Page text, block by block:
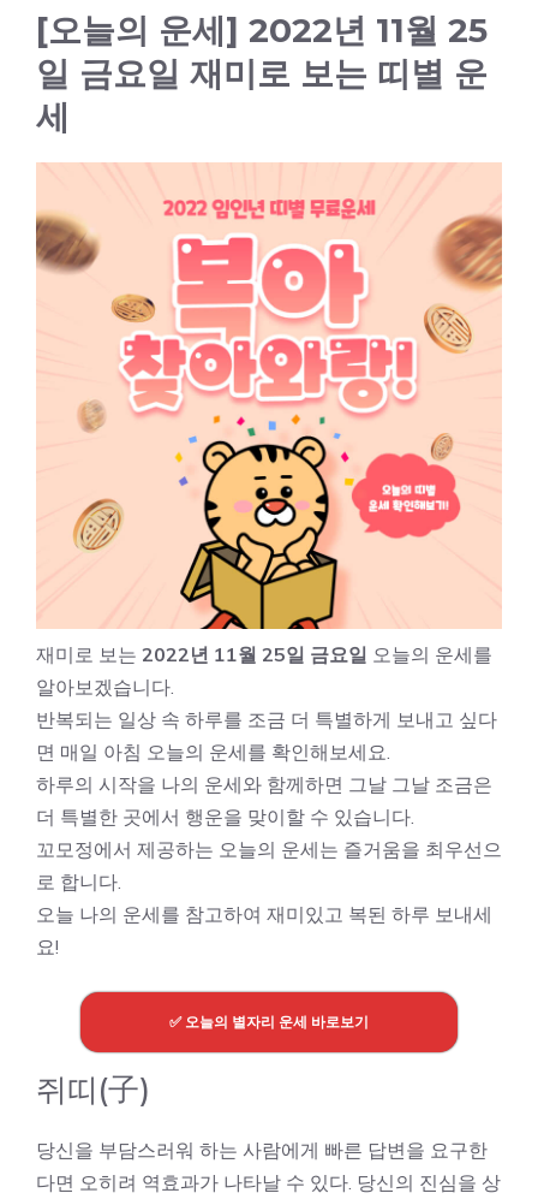
[오늘의 운세] 2022년 11월 25
일 금요일 재미로 보는 띠별 운
세
재미로 보는 2022년 11월 25일 금요일 오늘의 운세를
알아보겠습니다.
반복되는 일상 속 하루를 조금 더 특별하게 보내고 싶다
면 매일 아침 오늘의 운세를 확인해보세요.
하루의 시작을 나의 운세와 함께하면 그날 그날 조금은
더 특별한 곳에서 행운을 맞이할 수 있습니다.
꼬모정에서 제공하는 오늘의 운세는 즐거움을 최우선으
로 합니다.
오늘 나의 운세를 참고하여 재미있고 복된 하루 보내세
요!
✅ 오늘의 별자리 운세 바로보기
쥐띠(子)
당신을 부담스러워 하는 사람에게 빠른 답변을 요구한
다면 오히려 역효과가 나타날 수 있다. 당신의 진심을 상